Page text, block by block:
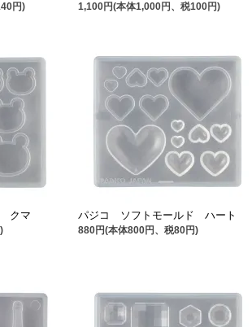
円) 1,100円(本体1,000円、税100円)
クマ パジコ ソフトモールド ハート
880円(本体800円、税80円)